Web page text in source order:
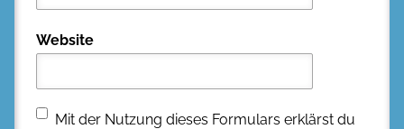
Website
Mit der Nutzung dieses Formulars erklärst du